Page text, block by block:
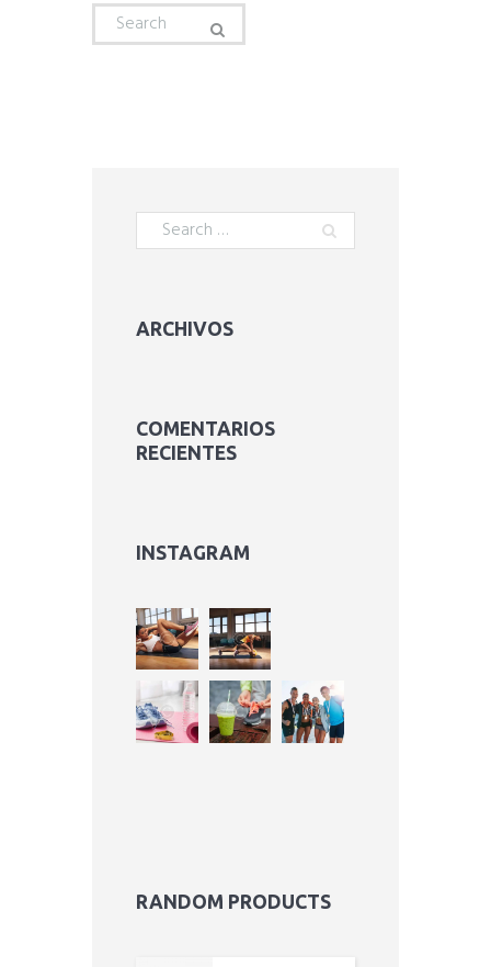
ARCHIVOS
COMENTARIOS
RECIENTES
INSTAGRAM
RANDOM PRODUCTS